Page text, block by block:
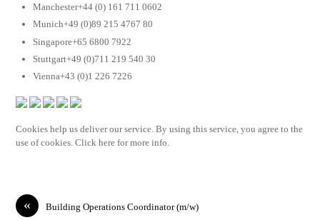
Manchester+44 (0) 161 711 0602
Munich+49 (0)89 215 4767 80
Singapore+65 6800 7922
Stuttgart+49 (0)711 219 540 30
Vienna+43 (0)1 226 7226
Cookies help us deliver our service. By using this service, you agree to the
use of cookies. Click here for more info.
« Building Operations Coordinator (m/w)